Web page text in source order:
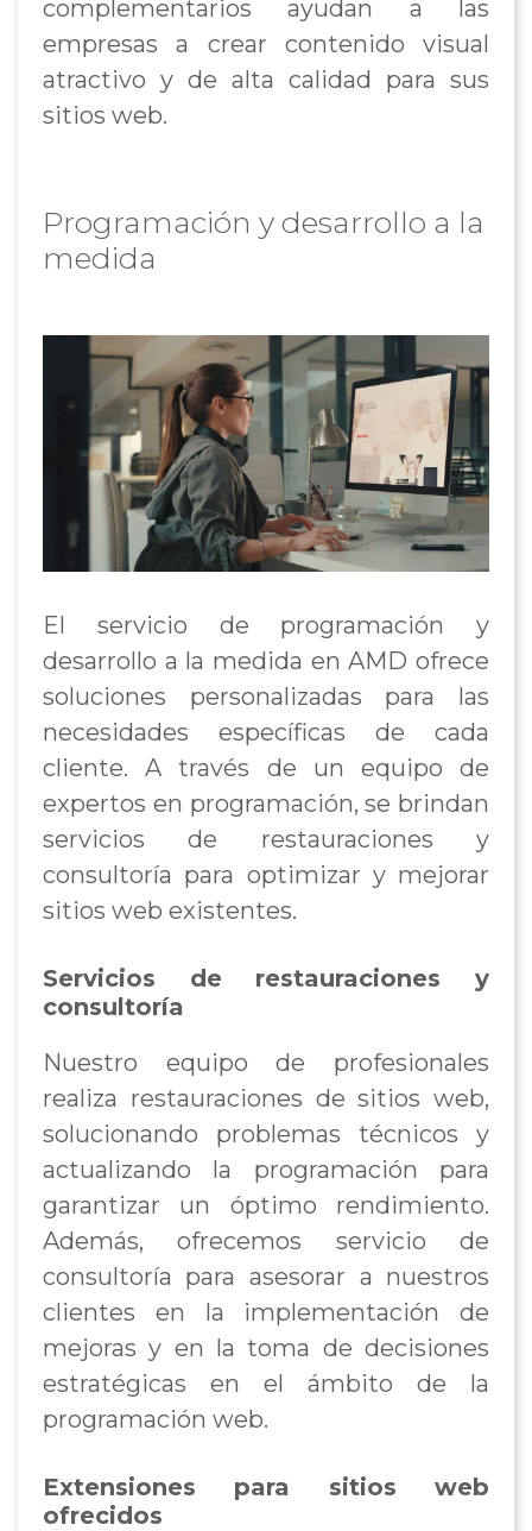
complementarios ayudan a las
empresas a crear contenido visual
atractivo y de alta calidad para sus
sitios web.
Programación y desarrollo a la
medida
El servicio de programación y
desarrollo a la medida en AMD ofrece
soluciones personalizadas para las
necesidades específicas de cada
cliente. A través de un equipo de
expertos en programación, se brindan
servicios de restauraciones y
consultoría para optimizar y mejorar
sitios web existentes.
Servicios de restauraciones y
consultoría
Nuestro equipo de profesionales
realiza restauraciones de sitios web,
solucionando problemas técnicos y
actualizando la programación para
garantizar un óptimo rendimiento.
Además, ofrecemos servicio de
consultoría para asesorar a nuestros
clientes en la implementación de
mejoras y en la toma de decisiones
estratégicas en el ámbito de la
programación web.
Extensiones para sitios web
ofrecidos